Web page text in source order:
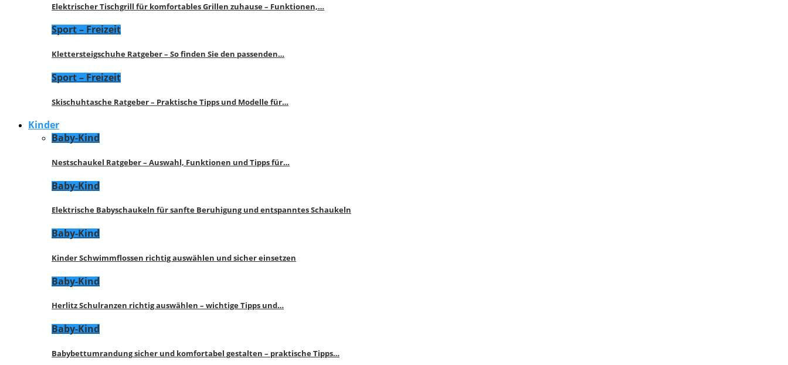
Elektrischer Tischgrill für komfortables Grillen zuhause – Funktionen,…
Sport – Freizeit
Klettersteigschuhe Ratgeber – So finden Sie den passenden…
Sport – Freizeit
Skischuhtasche Ratgeber – Praktische Tipps und Modelle für…
Kinder
Baby-Kind
Nestschaukel Ratgeber – Auswahl, Funktionen und Tipps für…
Baby-Kind
Elektrische Babyschaukeln für sanfte Beruhigung und entspanntes Schaukeln
Baby-Kind
Kinder Schwimmflossen richtig auswählen und sicher einsetzen
Baby-Kind
Herlitz Schulranzen richtig auswählen – wichtige Tipps und…
Baby-Kind
Babybettumrandung sicher und komfortabel gestalten – praktische Tipps…